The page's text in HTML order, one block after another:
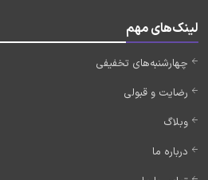
لینک‌های مهم
چهارشنبه‌های تخفیفی
رضایت و قبولی
وبلاگ
درباره ما